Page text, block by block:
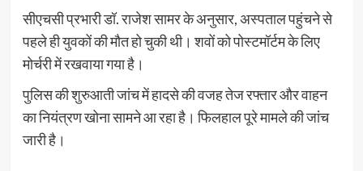
सीएचसी प्रभारी डॉ. राजेश सामर के अनुसार, अस्पताल पहुंचने से
पहले ही युवकों की मौत हो चुकी थी। शवों को पोस्टमॉर्टम के लिए
मोर्चरी में रखवाया गया है।
पुलिस की शुरुआती जांच में हादसे की वजह तेज रफ्तार और वाहन
का नियंत्रण खोना सामने आ रहा है। फिलहाल पूरे मामले की जांच
जारी है।